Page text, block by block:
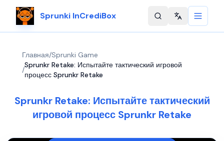
Sprunki InCrediBox Change
Главная/Sprunki Game
/
Sprunkr Retake: Испытайте тактический игровой
процесс Sprunkr Retake
Sprunkr Retake: Испытайте тактический
игровой процесс Sprunkr Retake